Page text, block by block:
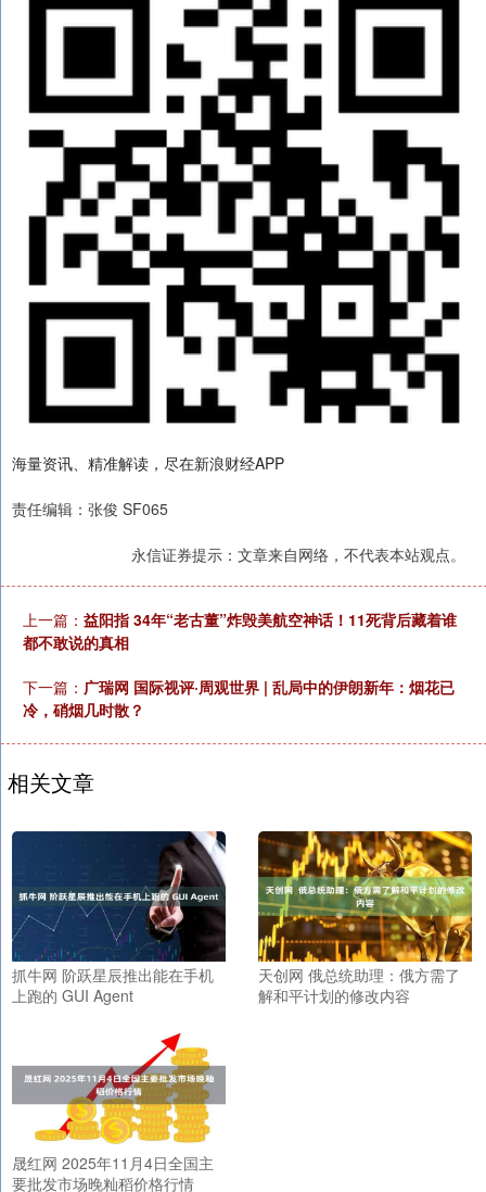
海量资讯、精准解读，尽在新浪财经APP
责任编辑：张俊 SF065
永信证券提示：文章来自网络，不代表本站观点。
上一篇： 益阳指 34年“老古董”炸毁美航空神话！11死背后藏着谁
都不敢说的真相
下一篇： 广瑞网 国际视评·周观世界 | 乱局中的伊朗新年：烟花已
冷，硝烟几时散？
相关文章
抓牛网 阶跃星辰推出能在手机
上跑的 GUI Agent
天创网 俄总统助理：俄方需了
解和平计划的修改内容
晟红网 2025年11月4日全国主
要批发市场晚籼稻价格行情